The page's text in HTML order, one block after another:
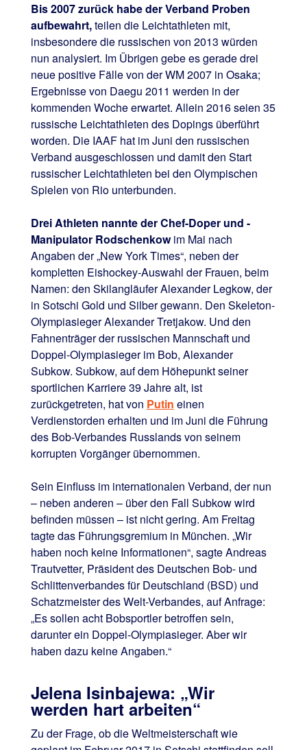
Bis 2007 zurück habe der Verband Proben
aufbewahrt,teilen die Leichtathleten mit,
insbesondere die russischen von 2013 würden
nun analysiert. Im Übrigen gebe es gerade drei
neue positive Fälle von der WM 2007 in Osaka;
Ergebnisse von Daegu 2011 werden in der
kommenden Woche erwartet. Allein 2016 seien 35
russische Leichtathleten des Dopings überführt
worden. Die IAAF hat im Juni den russischen
Verband ausgeschlossen und damit den Start
russischer Leichtathleten bei den Olympischen
Spielen von Rio unterbunden.
Drei Athleten nannte der Chef-Doper und -
Manipulator Rodschenkowim Mai nach
Angaben der „New York Times“, neben der
kompletten Eishockey-Auswahl der Frauen, beim
Namen: den Skilangläufer Alexander Legkow, der
in Sotschi Gold und Silber gewann. Den Skeleton-
Olympiasieger Alexander Tretjakow. Und den
Fahnenträger der russischen Mannschaft und
Doppel-Olympiasieger im Bob, Alexander
Subkow. Subkow, auf dem Höhepunkt seiner
sportlichen Karriere 39 Jahre alt, ist
zurückgetreten, hat von Putin einen
Verdienstorden erhalten und im Juni die Führung
des Bob-Verbandes Russlands von seinem
korrupten Vorgänger übernommen.
Sein Einfluss im internationalen Verband, der nun
– neben anderen – über den Fall Subkow wird
befinden müssen – ist nicht gering. Am Freitag
tagte das Führungsgremium in München. „Wir
haben noch keine Informationen“, sagte Andreas
Trautvetter, Präsident des Deutschen Bob- und
Schlittenverbandes für Deutschland (BSD) und
Schatzmeister des Welt-Verbandes, auf Anfrage:
„Es sollen acht Bobsportler betroffen sein,
darunter ein Doppel-Olympiasieger. Aber wir
haben dazu keine Angaben.“
Jelena Isinbajewa: „Wir
werden hart arbeiten“
Zu der Frage, ob die Weltmeisterschaft wie